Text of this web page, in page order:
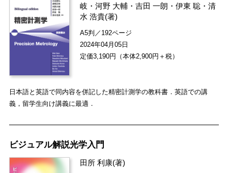
岐 ・河野 大輔 ・吉田 一朗 ・伊東 聡 ・清
水 浩貴(著)
A5判／192ページ
2024年04月05日
定価3,190円（本体2,900円＋税）
日本語と英語で同内容を併記した精密計測学の教科書．英語での講
義，留学生向け講義に最適．
ビジュアル解説光学入門
田所 利康(著)